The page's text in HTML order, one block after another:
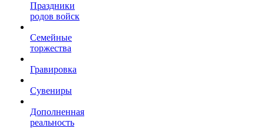
Праздники
родов войск
Семейные
торжества
Гравировка
Сувениры
Дополненная
реальность